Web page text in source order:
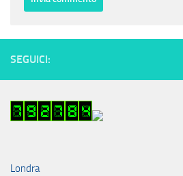
SEGUICI:
Londra